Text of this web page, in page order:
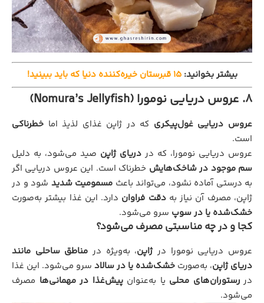
بیشتر بخوانید: ۱۵ قبرستان خیره‌کننده دنیا که باید ببینید!
8. عروس دریایی نومورا (Nomura’s Jellyfish)
عروس دریایی غول‌پیکری که در ژاپن غذای لذیذ اما خطرناکی
است.
عروس دریایی نومورا، که در دریای ژاپن صید می‌شود، به دلیل
سم موجود در شاخک‌هایش خطرناک است. این عروس دریایی اگر
به درستی آماده نشود، می‌تواند باعث مسمومیت شدید شود و در
ژاپن، مصرف آن نیاز بهدقت فراوان دارد. این غذا بیشتر به‌صورت
خشک‌شده یا در سوپ سرو می‌شود.
کجا و در چه مناسبتی مصرف می‌شود؟
عروس دریایی نومورا درژاپن، به‌ویژه در مناطق ساحلی مانند
دریای ژاپن، به‌صورت خشک‌شده یا در سالاد سرو می‌شود. این غذا
دررستوران‌های محلی یا به‌عنوانپیش‌غذا در مهمانی‌ها مصرف
می‌شود.